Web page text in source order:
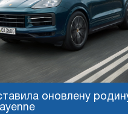
оновлену